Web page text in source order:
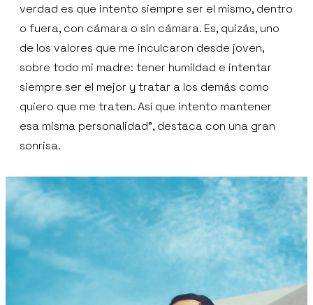
verdad es que intento siempre ser el mismo, dentro
o fuera, con cámara o sin cámara. Es, quizás, uno
de los valores que me inculcaron desde joven,
sobre todo mi madre: tener humildad e intentar
siempre ser el mejor y tratar a los demás como
quiero que me traten. Así que intento mantener
esa misma personalidad”, destaca con una gran
sonrisa.